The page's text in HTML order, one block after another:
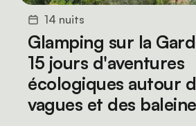
14 nuits
Glamping sur la
15 jours d'aventures
écologiques autour
vagues et des